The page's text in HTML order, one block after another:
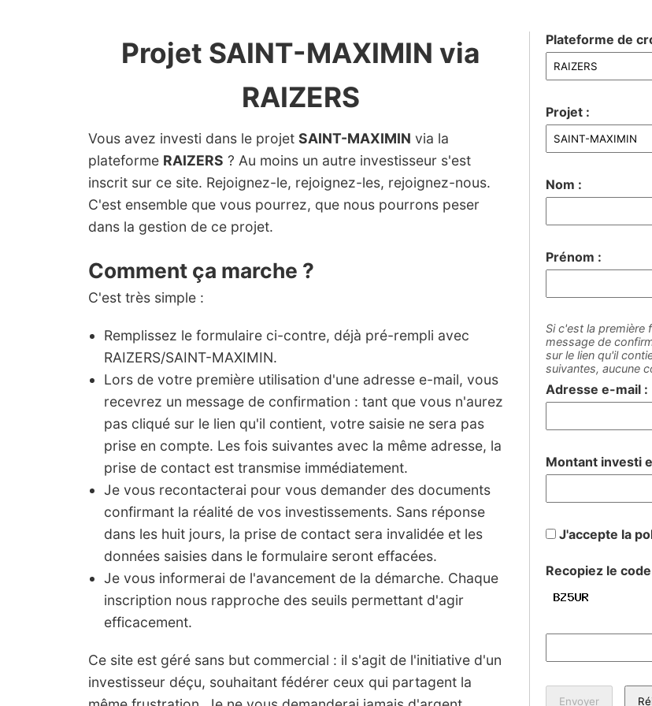
Projet SAINT-MAXIMIN via
RAIZERS
Vous avez investi dans le projet SAINT-MAXIMIN via la
plateforme RAIZERS ? Au moins un autre investisseur s'est
inscrit sur ce site. Rejoignez-le, rejoignez-les, rejoignez-nous.
C'est ensemble que vous pourrez, que nous pourrons peser
dans la gestion de ce projet.
Comment ça marche ?
C'est très simple :
Remplissez le formulaire ci-contre, déjà pré-rempli avec
RAIZERS/SAINT-MAXIMIN.
Lors de votre première utilisation d'une adresse e-mail, vous
recevrez un message de confirmation : tant que vous n'aurez
pas cliqué sur le lien qu'il contient, votre saisie ne sera pas
prise en compte. Les fois suivantes avec la même adresse, la
prise de contact est transmise immédiatement.
Je vous recontacterai pour vous demander des documents
confirmant la réalité de vos investissements. Sans réponse
dans les huit jours, la prise de contact sera invalidée et les
données saisies dans le formulaire seront effacées.
Je vous informerai de l'avancement de la démarche. Chaque
inscription nous rapproche des seuils permettant d'agir
efficacement.
Ce site est géré sans but commercial : il s'agit de l'initiative d'un
investisseur déçu, souhaitant fédérer ceux qui partagent la
Plateforme de
Projet :
Nom :
Prénom :
Si c'est la première
message de
sur le lien qu'il
suivantes, aucune
Adresse e-mail :
Montant investi
J'accepte la
Recopiez le